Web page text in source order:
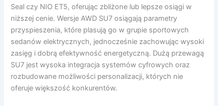
Seal czy NIO ET5, oferując zbliżone lub lepsze osiągi w
niższej cenie. Wersje AWD SU7 osiągają parametry
przyspieszenia, które plasują go w grupie sportowych
sedanów elektrycznych, jednocześnie zachowując wysoki
zasięg i dobrą efektywność energetyczną. Dużą przewagą
SU7 jest wysoka integracja systemów cyfrowych oraz
rozbudowane możliwości personalizacji, których nie
oferuje większość konkurentów.